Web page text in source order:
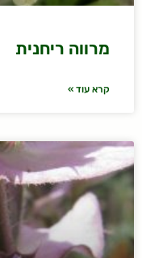
מרווה ריחנית
קרא עוד »